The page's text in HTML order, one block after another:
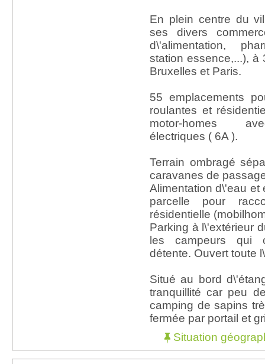
En plein centre du
ses divers
d\'alimentation,
station essence,...), à
Bruxelles et Paris.
55 emplacements
roulantes et
motor-homes
électriques ( 6A ).
Terrain ombragé
caravanes de
Alimentation d\'eau et
parcelle pour
résidentielle
Parking à l\'extérieur
les campeurs qui
détente. Ouvert toute
Situé au bord
tranquillité car peu
camping de sapins
fermée par portail et
Situation